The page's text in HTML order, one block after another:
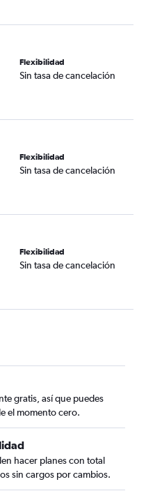
Flexibilidad
Sin tasa de cancelación
Flexibilidad
Sin tasa de cancelación
Flexibilidad
Sin tasa de cancelación
gratis, así que puedes
el momento cero.
hacer planes con total
sin cargos por cambios.